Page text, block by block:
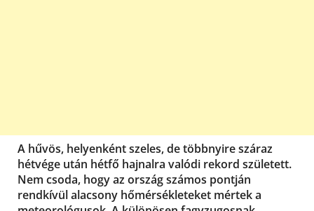
A hűvös, helyenként szeles, de többnyire száraz
hétvége után hétfő hajnalra valódi rekord született.
Nem csoda, hogy az ország számos pontján
rendkívül alacsony hőmérsékleteket mértek a